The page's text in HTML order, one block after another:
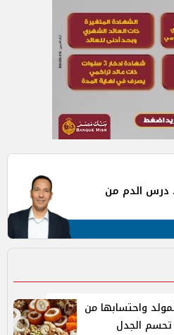
درس الدم من
واحتسابها من
تحسم الجدل